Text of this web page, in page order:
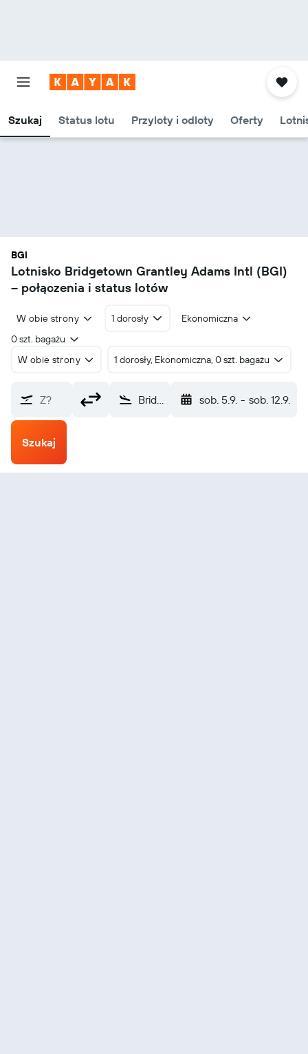
Szukaj Status lotu Przyloty i odloty Oferty
BGI
Lotnisko Bridgetown Grantley Adams Intl (BGI)
– połączenia i status lotów
W obie strony 1 dorosły
Ekonomiczna
0 szt. bagażu
W obie strony
1 dorosły, Ekonomiczna, 0 szt. bagażu
Z? Bridgetown Grantley Adams Intl (BGI) sob. 5.9. - sob. 12.9.
Szukaj